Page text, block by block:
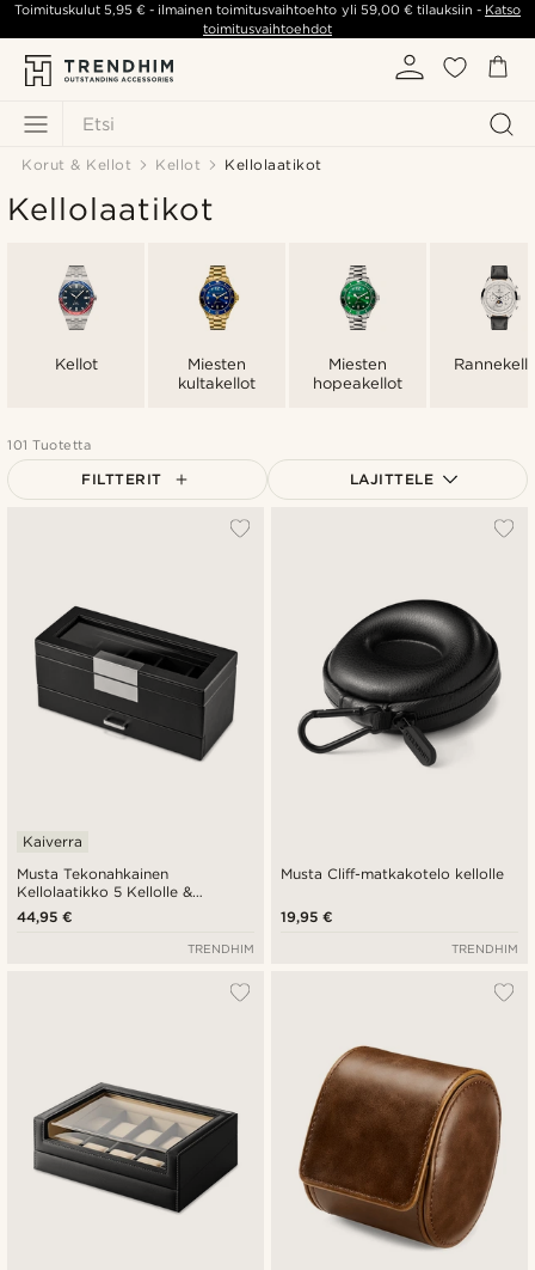
Etsi
Toimituskulut5,95 € - ilmainen toimitusvaihtoehto yli 59,00 €tilauksiin - Katso
toimitusvaihtoehdot
Korut & Kellot Kellot Kellolaatikot
Kellolaatikot
Kellot
Miesten
kultakellot
Miesten
hopeakellot
101 Tuotetta
FILTTERIT LAJITTELE
Musta Tekonahkainen
Kellolaatikko 5 Kellolle &
Korukotelo
Kaiverra
44,95 €
TRENDHIM
Musta Cliff-matkakotelo kellolle
19,95 €
TRENDHIM